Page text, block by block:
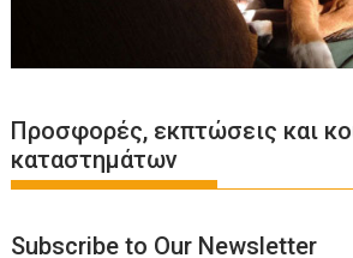
Προσφορές, εκπτώσεις και
καταστημάτων
Subscribe to Our Newsletter